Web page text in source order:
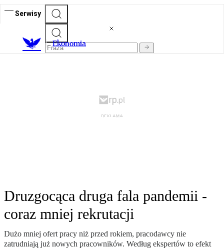
Serwisy
Ekonomia
Druzgocąca druga fala pandemii -
coraz mniej rekrutacji
Dużo mniej ofert pracy niż przed rokiem, pracodawcy nie
zatrudniają już nowych pracowników. Według ekspertów to efekt